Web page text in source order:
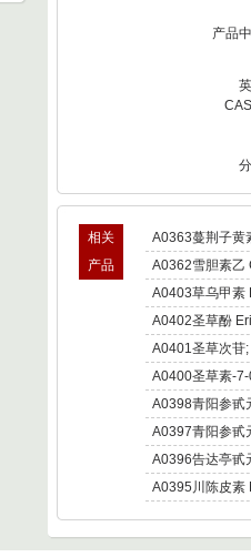
产品
相关
产品
A0363蔓荆子黄
A0362雪胆素乙
A0403草乌甲素
A0402圣草酚
A0401圣草次苷
A0400圣草素-
A0398青阳参甙
Otophylloside B
A0397青阳参甙
Otophylloside A
A0396告达亭甙
A0395川陈皮素